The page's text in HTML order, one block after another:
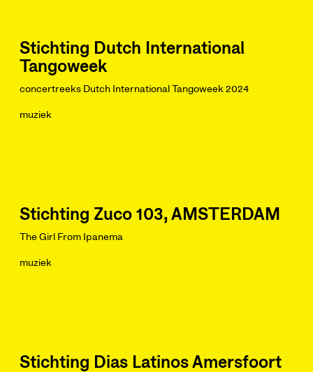
Stichting Dutch International
Tangoweek
concertreeks Dutch International Tangoweek 2024
muziek
Stichting Zuco 103, AMSTERDAM
The Girl From Ipanema
muziek
Stichting Dias Latinos Amersfoort